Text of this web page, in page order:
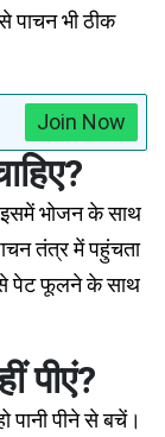
पाचन भी ठीक
Join Now
भोजन के साथ
तंत्र में पहुंचता
पेट फूलने के साथ
पीएं?
पीने से बचें।